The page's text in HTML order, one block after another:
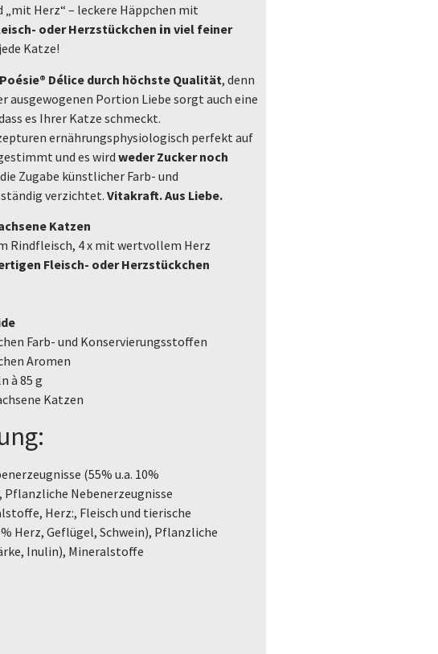
Herz“ – leckere Häppchen mit
oder Herzstückchen in viel feiner
Katze!
Délice durch höchste Qualität, denn
ausgewogenen Portion Liebe sorgt auch eine
es Ihrer Katze schmeckt.
ernährungsphysiologisch perfekt auf
und es wird weder Zucker noch
Zugabe künstlicher Farb- und
verzichtet. Vitakraft. Aus Liebe.
Katzen
Rindfleisch, 4 x mit wertvollem Herz
Fleisch- oder Herzstückchen
Farb- und Konservierungsstoffen
Aromen
à 85 g
Katzen
(55% u.a. 10%
Nebenerzeugnisse
Herz:, Fleisch und tierische
Herz, Geflügel, Schwein), Pflanzliche
Inulin), Mineralstoffe